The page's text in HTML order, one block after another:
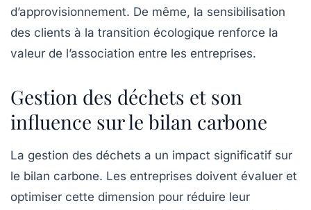
d’approvisionnement. De même, la sensibilisation
des clients à la transition écologique renforce la
valeur de l’association entre les entreprises.
Gestion des déchets et son
influence sur le bilan carbone
La gestion des déchets a un impact significatif sur
le bilan carbone. Les entreprises doivent évaluer et
optimiser cette dimension pour réduire leur